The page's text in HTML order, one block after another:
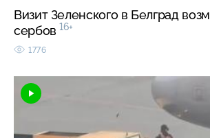
Визит Зеленского в Белград
сербов 16+
1776